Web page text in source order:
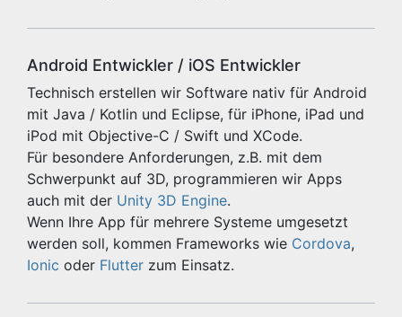
Android Entwickler / iOS Entwickler
Technisch erstellen wir Software nativ für Android
mit Java / Kotlin und Eclipse, für iPhone, iPad und
iPod mit Objective-C / Swift und XCode.
Für besondere Anforderungen, z.B. mit dem
Schwerpunkt auf 3D, programmieren wir Apps
auch mit der Unity 3D Engine.
Wenn Ihre App für mehrere Systeme umgesetzt
werden soll, kommen Frameworks wie Cordova,
Ionic oder Flutter zum Einsatz.